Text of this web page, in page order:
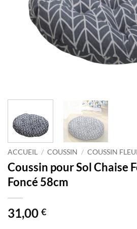
ACCUEIL / COUSSIN / COUSSIN
Coussin pour Sol Chaise
Foncé 58cm
31,00 €